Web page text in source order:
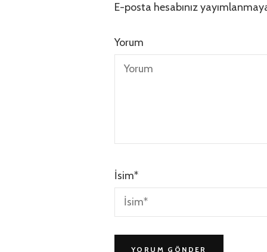
E-posta hesabınız
Yorum
İsim*